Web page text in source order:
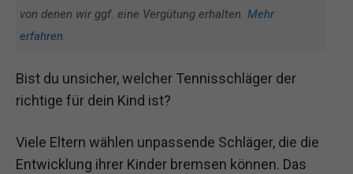
von denen wir ggf. eine Vergütung erhalten. Mehr
erfahren.
Bist du unsicher, welcher Tennisschläger der
richtige für dein Kind ist?
Viele Eltern wählen unpassende Schläger, die die
Entwicklung ihrer Kinder bremsen können. Das